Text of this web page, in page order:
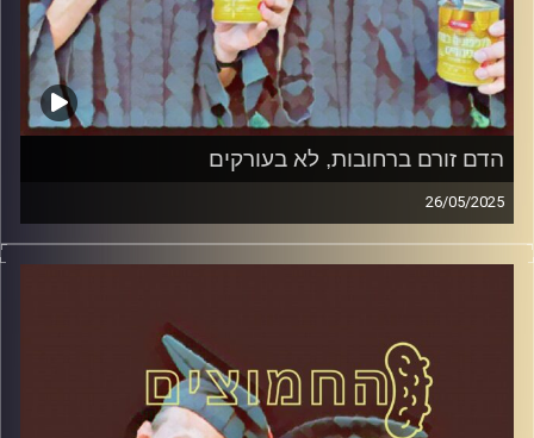
הדם זורם ברחובות, לא בעורקים
26/05/2025
המערכת הפוליטית על ספת הפסיכולוג, עם פרופסור בועז בן-
דוד ופרופסור גלעד הירשברגר
קרדיט תמונות:AudioVersity